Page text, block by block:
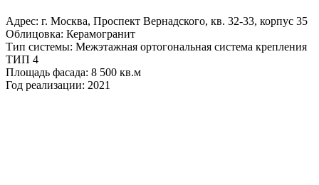
Адрес: г. Москва, Проспект Вернадского, кв. 32-33, корпус 35
Облицовка: Керамогранит
Тип системы: Межэтажная ортогональная система крепления
ТИП 4
Площадь фасада: 8 500 кв.м
Год реализации: 2021